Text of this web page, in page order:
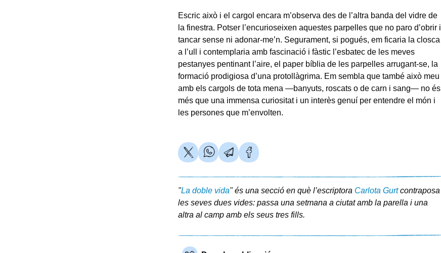
Escric això i el cargol encara m’observa des de l’altra banda del vidre de
la finestra. Potser l’encurioseixen aquestes parpelles que no paro d’obrir i
tancar sense ni adonar-me’n. Segurament, si pogués, em ficaria la closca
a l’ull i contemplaria amb fascinació i fàstic l’esbatec de les meves
pestanyes pentinant l’aire, el paper bíblia de les parpelles arrugant-se, la
formació prodigiosa d’una protollàgrima. Em sembla que també això meu
amb els cargols de tota mena —banyuts, roscats o de carn i sang— no és
més que una immensa curiositat i un interès genuí per entendre el món i
les persones que m’envolten.
"La doble vida" és una secció en què l’escriptora Carlota Gurtcontraposa
les seves dues vides: passa una setmana a ciutat amb la parella i una
altra al camp amb els seus tres fills.